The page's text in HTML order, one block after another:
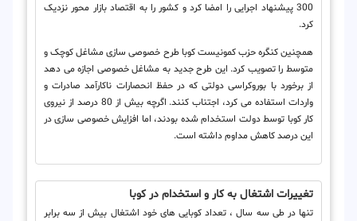
300 پیشنهاد اجرایی را امضا کرد و کشور را به اقتصاد بازار محور نزدیک
کرد.
همچنین کنگره حزب کمونیست کوبا طرح خصوصی سازی مشاغل کوچک و
متوسط ​​را تصویب کرد. این طرح جدید به مشاغل خصوصی اجازه می دهد
از برخورد با بوروکراسی دولتی که در حفظ انحصارات ناکارآمد صادرات و
واردات استفاده می کرد، اجتناب کنند. اگرچه بیش از 80 درصد از نیروی
کار کوبا توسط دولت استخدام شده بودند، اما افزایش خصوصی سازی در
این درصد کاهش مداوم داشته است.
تغییرات اشتغال به کار و استخدام در کوبا
تنها در طی سه سال ، تعداد کوبایی های خود اشتغال بیش از سه برابر